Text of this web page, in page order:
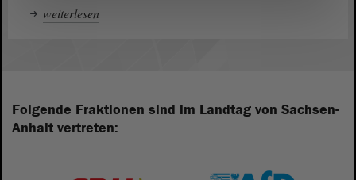
weiterlesen
Folgende Fraktionen sind im Landtag von Sachsen-
Anhalt vertreten: